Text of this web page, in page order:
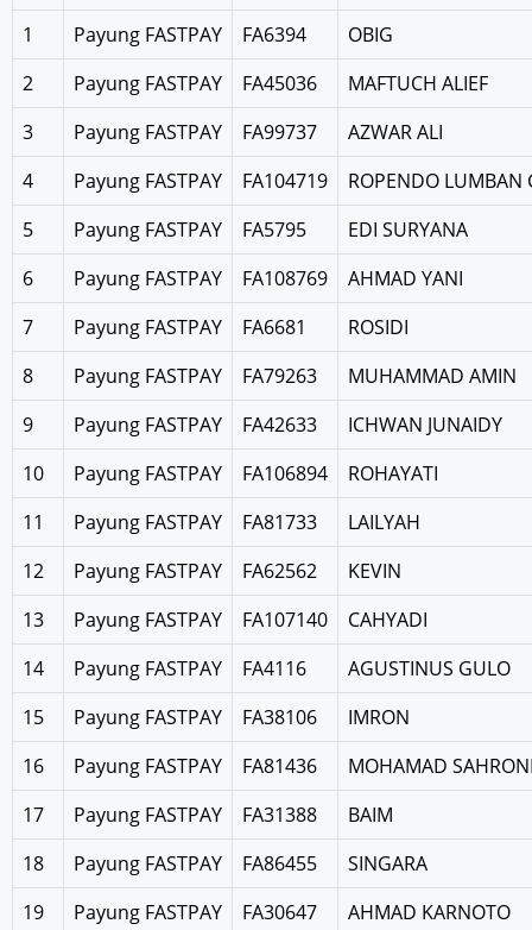
1
Payung FASTPAY FA6394
OBIG
2
Payung FASTPAY FA45036
MAFTUCH ALIEF
3
Payung FASTPAY FA99737
AZWAR ALI
4
Payung FASTPAY FA104719
ROPENDO LUMBAN
5
Payung FASTPAY FA5795
EDI SURYANA
6
Payung FASTPAY FA108769
AHMAD YANI
7
Payung FASTPAY FA6681
ROSIDI
8
Payung FASTPAY FA79263
MUHAMMAD AMIN
9
Payung FASTPAY FA42633
ICHWAN JUNAIDY
10
Payung FASTPAY FA106894
ROHAYATI
11
Payung FASTPAY FA81733
LAILYAH
12
Payung FASTPAY FA62562
KEVIN
13
Payung FASTPAY FA107140
CAHYADI
14
Payung FASTPAY FA4116
AGUSTINUS GULO
15
Payung FASTPAY FA38106
IMRON
16
Payung FASTPAY FA81436
MOHAMAD
17
Payung FASTPAY FA31388
BAIM
18
Payung FASTPAY FA86455
SINGARA
19
Payung FASTPAY FA30647 AHMAD KARNOTO